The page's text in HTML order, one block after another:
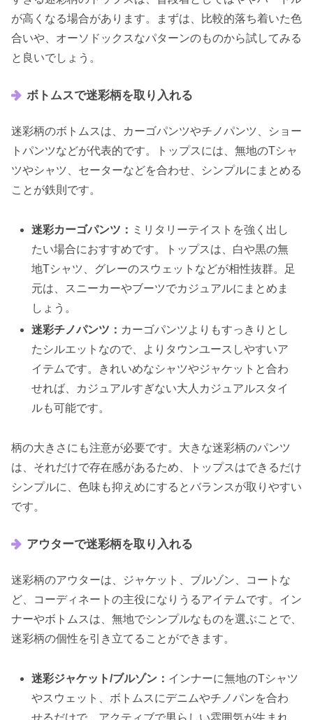
が高くなる場合があります。まずは、比較的落ち着いた色
合いや、オーソドックスなパターンのものから試してみる
と良いでしょう。
ボトムスで迷彩柄を取り入れる
迷彩柄のボトムスは、カーゴパンツやチノパンツ、ショー
トパンツなどが代表的です。トップスには、無地のTシャ
ツやシャツ、セーターなどを合わせ、シンプルにまとめる
ことが鉄則です。
迷彩カーゴパンツ： ミリタリーテイストを強く出し
たい場合におすすめです。トップスは、白や黒の無
地Tシャツ、グレーのスウェットなどが相性抜群。足
元は、スニーカーやブーツでカジュアルにまとめま
しょう。
迷彩チノパンツ： カーゴパンツよりもすっきりとし
たシルエットなので、よりタウンユースしやすいア
イテムです。きれいめなシャツやジャケットと合わ
せれば、カジュアルすぎない大人カジュアルスタイ
ルも可能です。
柄の大きさにも注意が必要です。大きな迷彩柄のパンツ
は、それだけで存在感があるため、トップスはできるだけ
シンプルに、色味も抑えめにするとバランスが取りやすい
です。
アウターで迷彩柄を取り入れる
迷彩柄のアウターは、ジャケット、ブルゾン、コートな
ど、コーディネートの主役になりうるアイテムです。イン
ナーやボトムスは、無地でシンプルなものを選ぶことで、
迷彩柄の個性を引き立てることができます。
迷彩ジャケット/ブルゾン： インナーに無地のTシャツ
やスウェット、ボトムスにデニムやチノパンを合わ
せるだけで、アクティブで男らしい雰囲気が生まれ